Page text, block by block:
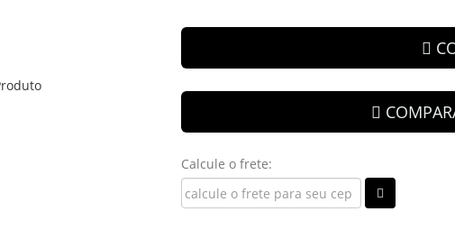
Calcule o frete: